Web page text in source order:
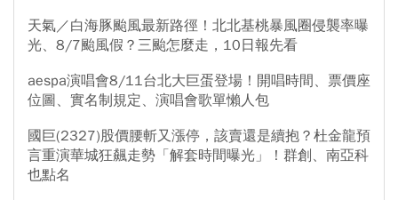
天氣／白海豚颱風最新路徑！北北基桃暴風圈侵襲率曝
光、8/7颱風假？三颱怎麼走，10日報先看
aespa演唱會8/11台北大巨蛋登場！開唱時間、票價座
位圖、實名制規定、演唱會歌單懶人包
國巨(2327)股價腰斬又漲停，該賣還是續抱？杜金龍預
言重演華城狂飆走勢「解套時間曝光」！群創、南亞科
也點名